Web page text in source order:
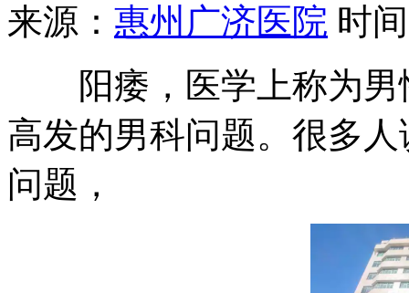
来源： 惠州广济医院 时
阳痿，医学上称为男
高发的男科问题。很多
问题，